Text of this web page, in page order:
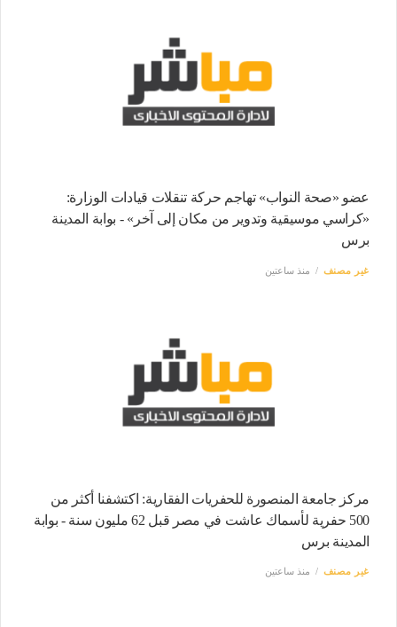
عضو «صحة النواب» تهاجم حركة تنقلات قيادات الوزارة:
«كراسي موسيقية وتدوير من مكان إلى آخر» - بوابة المدينة
برس
غير مصنف منذ ساعتين
مركز جامعة المنصورة للحفريات الفقارية: اكتشفنا أكثر من
500 حفرية لأسماك عاشت في مصر قبل 62 مليون سنة - بوابة
المدينة برس
غير مصنف منذ ساعتين